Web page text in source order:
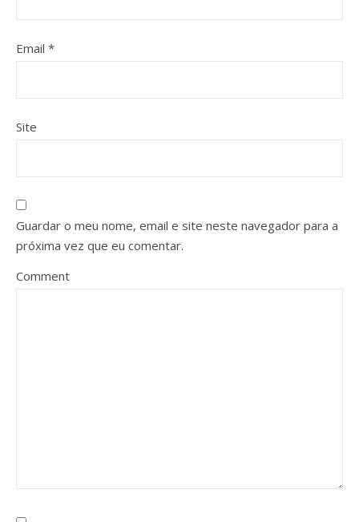
Email *
Site
Guardar o meu nome, email e site neste navegador para a
próxima vez que eu comentar.
Comment